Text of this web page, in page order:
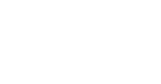
weiterempfehlen